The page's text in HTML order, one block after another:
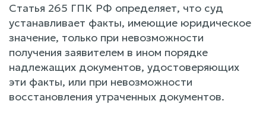
Статья 265 ГПК РФ определяет, что суд
устанавливает факты, имеющие юридическое
значение, только при невозможности
получения заявителем в ином порядке
надлежащих документов, удостоверяющих
эти факты, или при невозможности
восстановления утраченных документов.